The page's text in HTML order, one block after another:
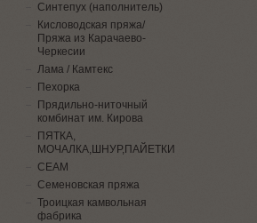
Синтепух (наполнитель)
Кисловодская пряжа/
Пряжа из Карачаево-
Черкесии
Лама / Камтекс
Пехорка
Прядильно-ниточный
комбинат им. Кирова
ПЯТКА,
МОЧАЛКА,ШНУР,ПАЙЕТКИ
СЕАМ
Семеновская пряжа
Троицкая камвольная
фабрика